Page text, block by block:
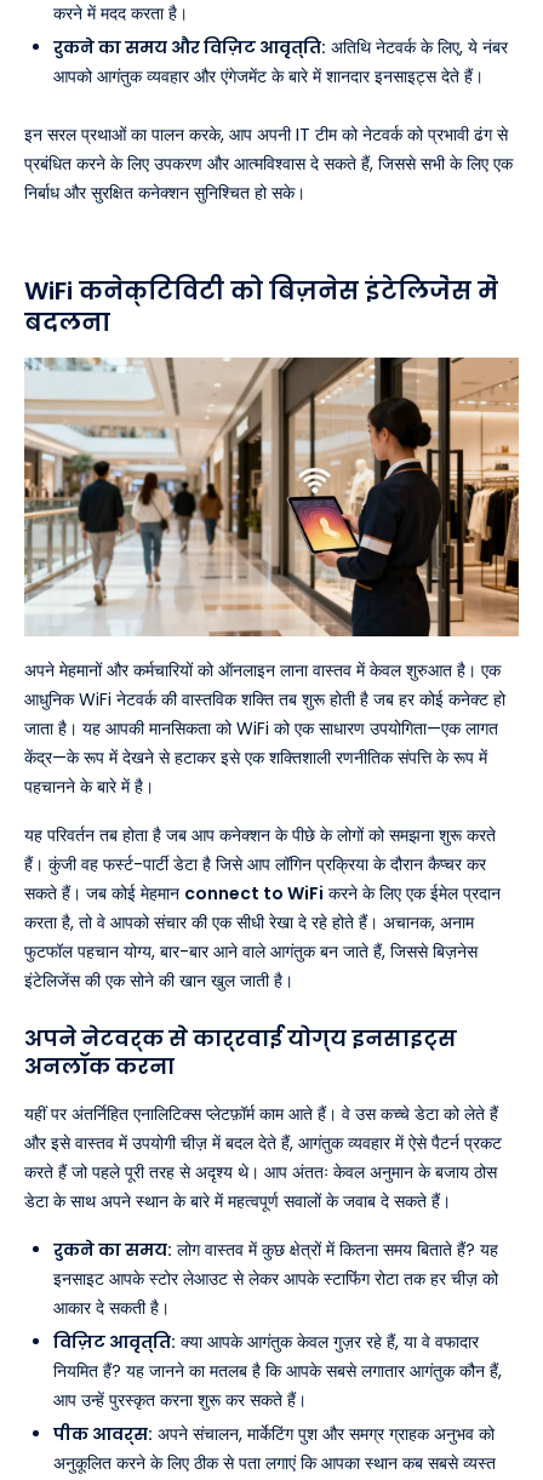
करने में मदद करता है।
रुकने का समय और विज़िट आवृत्ति: अतिथि नेटवर्क के लिए, ये नंबर
आपको आगंतुक व्यवहार और एंगेजमेंट के बारे में शानदार इनसाइट्स देते हैं।
इन सरल प्रथाओं का पालन करके, आप अपनी IT टीम को नेटवर्क को प्रभावी ढंग से
प्रबंधित करने के लिए उपकरण और आत्मविश्वास दे सकते हैं, जिससे सभी के लिए एक
निर्बाध और सुरक्षित कनेक्शन सुनिश्चित हो सके।
WiFi कनेक्टिविटी को बिज़नेस इंटेलिजेंस में
बदलना
अपने मेहमानों और कर्मचारियों को ऑनलाइन लाना वास्तव में केवल शुरुआत है। एक
आधुनिक WiFi नेटवर्क की वास्तविक शक्ति तब शुरू होती है जब हर कोई कनेक्ट हो
जाता है। यह आपकी मानसिकता को WiFi को एक साधारण उपयोगिता—एक लागत
केंद्र—के रूप में देखने से हटाकर इसे एक शक्तिशाली रणनीतिक संपत्ति के रूप में
पहचानने के बारे में है।
यह परिवर्तन तब होता है जब आप कनेक्शन के पीछे के लोगों को समझना शुरू करते
हैं। कुंजी वह फर्स्ट-पार्टी डेटा है जिसे आप लॉगिन प्रक्रिया के दौरान कैप्चर कर
सकते हैं। जब कोई मेहमान connect to WiFi करने के लिए एक ईमेल प्रदान
करता है, तो वे आपको संचार की एक सीधी रेखा दे रहे होते हैं। अचानक, अनाम
फुटफॉल पहचान योग्य, बार-बार आने वाले आगंतुक बन जाते हैं, जिससे बिज़नेस
इंटेलिजेंस की एक सोने की खान खुल जाती है।
अपने नेटवर्क से कार्रवाई योग्य इनसाइट्स
अनलॉक करना
यहीं पर अंतर्निहित एनालिटिक्स प्लेटफ़ॉर्म काम आते हैं। वे उस कच्चे डेटा को लेते हैं
और इसे वास्तव में उपयोगी चीज़ में बदल देते हैं, आगंतुक व्यवहार में ऐसे पैटर्न प्रकट
करते हैं जो पहले पूरी तरह से अदृश्य थे। आप अंततः केवल अनुमान के बजाय ठोस
डेटा के साथ अपने स्थान के बारे में महत्वपूर्ण सवालों के जवाब दे सकते हैं।
रुकने का समय: लोग वास्तव में कुछ क्षेत्रों में कितना समय बिताते हैं? यह
इनसाइट आपके स्टोर लेआउट से लेकर आपके स्टाफिंग रोटा तक हर चीज़ को
आकार दे सकती है।
विज़िट आवृत्ति: क्या आपके आगंतुक केवल गुज़र रहे हैं, या वे वफादार
नियमित हैं? यह जानने का मतलब है कि आपके सबसे लगातार आगंतुक कौन हैं,
आप उन्हें पुरस्कृत करना शुरू कर सकते हैं।
पीक आवर्स: अपने संचालन, मार्केटिंग पुश और समग्र ग्राहक अनुभव को
अनुकूलित करने के लिए ठीक से पता लगाएं कि आपका स्थान कब सबसे व्यस्त